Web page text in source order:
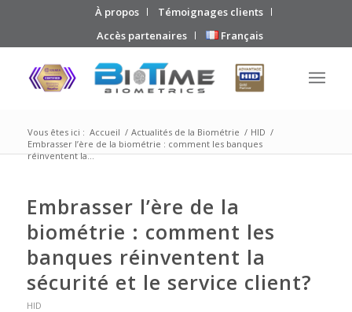
À propos
Témoignages clients
Accès partenaires
Français
Vous êtes ici : Accueil / Actualités de la Biométrie / HID /
Embrasser l’ère de la biométrie : comment les banques
réinventent la...
Embrasser l’ère de la
biométrie : comment les
banques réinventent la
sécurité et le service client?
HID